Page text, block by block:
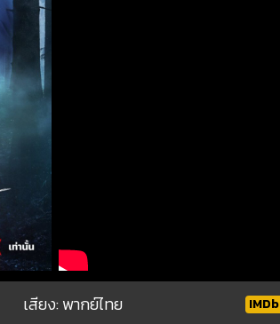
เสียง: พากย์ไทย IMDb